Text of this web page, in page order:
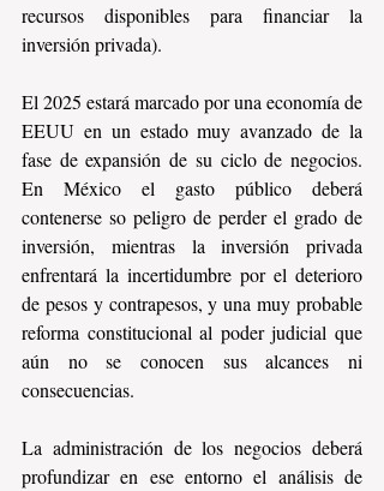
recursos disponibles para financiar la
inversión privada).
El 2025 estará marcado por una economía de
EEUU en un estado muy avanzado de la
fase de expansión de su ciclo de negocios.
En México el gasto público deberá
contenerse so peligro de perder el grado de
inversión, mientras la inversión privada
enfrentará la incertidumbre por el deterioro
de pesos y contrapesos, y una muy probable
reforma constitucional al poder judicial que
aún no se conocen sus alcances ni
consecuencias.
La administración de los negocios deberá
profundizar en ese entorno el análisis de